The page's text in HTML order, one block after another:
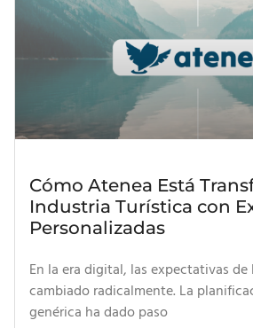
Cómo Atenea Está
Industria Turística con
Personalizadas
En la era digital, las expectativas
cambiado radicalmente. La
genérica ha dado paso